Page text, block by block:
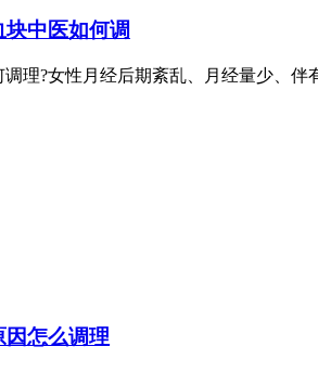
中医如何调
理?女性月经后期紊乱、月经量少、
怎么调理